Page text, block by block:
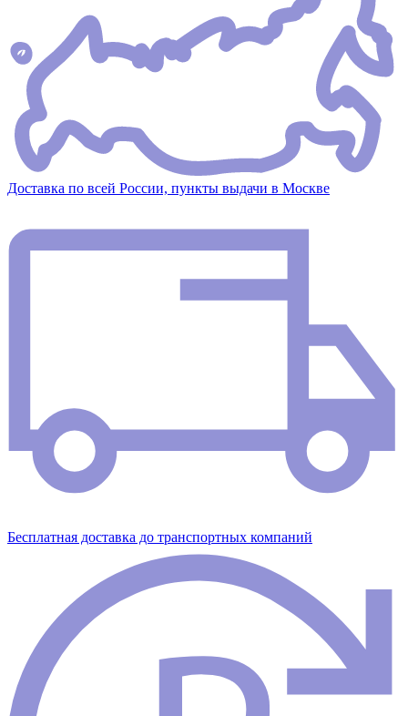
Доставка по всей России, пункты выдачи в Москве
Бесплатная доставка до транспортных компаний